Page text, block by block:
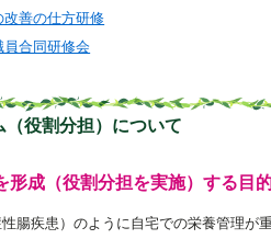
善の仕方研修
合同研修会
（役割分担）について
形成（役割分担を実施）する目
腸疾患）のように自宅での栄養管理が